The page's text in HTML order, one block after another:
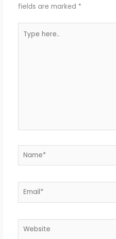
fields are marked *
here..
Name*
Email*
Website